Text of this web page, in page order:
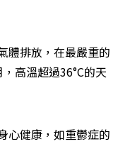
體排放，在最嚴重的
高溫超過36°C的天
心健康，如重鬱症的